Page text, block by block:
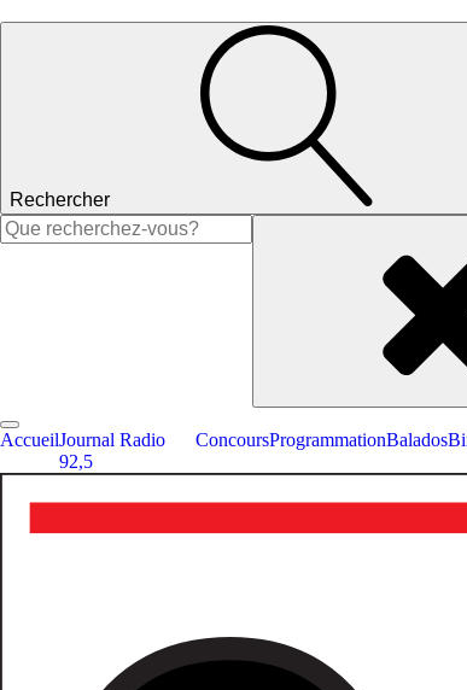
Rechercher
Rechercher :
AccueilJournal Radio
92,5
ConcoursProgrammationBalados